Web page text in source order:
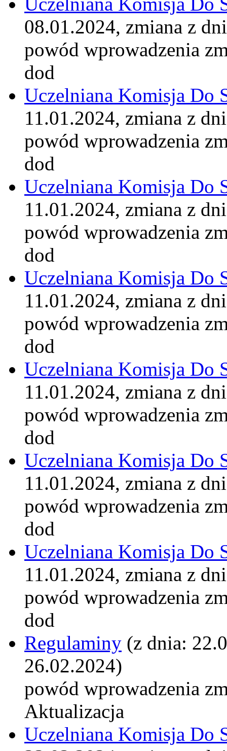
08.01.2024, zmiana z
powód wprowadzenia
dod
Uczelniana Komisja Do
11.01.2024, zmiana z
powód wprowadzenia
dod
Uczelniana Komisja Do
11.01.2024, zmiana z
powód wprowadzenia
dod
Uczelniana Komisja Do
11.01.2024, zmiana z
powód wprowadzenia
dod
Uczelniana Komisja Do
11.01.2024, zmiana z
powód wprowadzenia
dod
Uczelniana Komisja Do
11.01.2024, zmiana z
powód wprowadzenia
dod
Uczelniana Komisja Do
11.01.2024, zmiana z
powód wprowadzenia
dod
Regulaminy (z dnia:
26.02.2024)
powód wprowadzenia
Aktualizacja
Uczelniana Komisja Do